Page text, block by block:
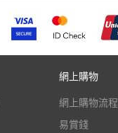
網上購物
網上購物流程
易賞錢